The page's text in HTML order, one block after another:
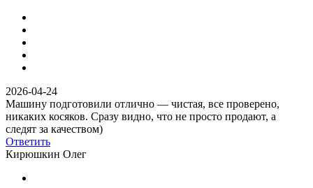
2026-04-24
Машину подготовили отлично — чистая, все проверено,
никаких косяков. Сразу видно, что не просто продают, а
следят за качеством)
Ответить
Кирюшкин Олег